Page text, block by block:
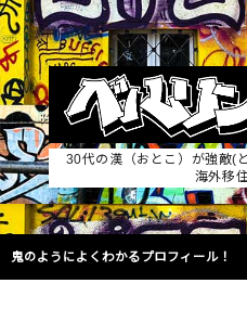
30代の漢（おとこ）が強敵(
海外移
鬼のようによくわかるプロフィール！